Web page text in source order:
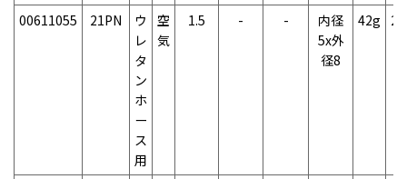
00611055 21PN
ウ
レ
タ
ン
ホ
ー
ス
用
空
気
1.5 - -
内径
5x外
径8
42g